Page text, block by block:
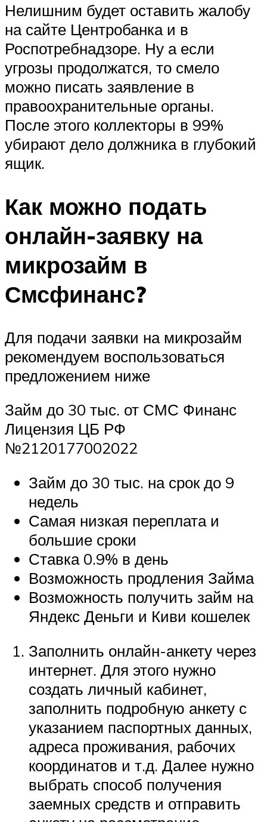
Нелишним будет оставить жалобу
на сайте Центробанка и в
Роспотребнадзоре. Ну а если
угрозы продолжатся, то смело
можно писать заявление в
правоохранительные органы.
После этого коллекторы в 99%
убирают дело должника в глубокий
ящик.
Как можно подать
онлайн-заявку на
микрозайм в
Смсфинанс?
Для подачи заявки на микрозайм
рекомендуем воспользоваться
предложением ниже
Займ до 30 тыс. от СМС Финанс
Лицензия ЦБ РФ
№2120177002022
Займ до 30 тыс. на срок до 9
недель
Самая низкая переплата и
большие сроки
Ставка 0.9% в день
Возможность продления Займа
Возможность получить займ на
Яндекс Деньги и Киви кошелек
Заполнить онлайн-анкету через
интернет. Для этого нужно
создать личный кабинет,
заполнить подробную анкету с
указанием паспортных данных,
адреса проживания, рабочих
координатов и т.д. Далее нужно
выбрать способ получения
заемных средств и отправить